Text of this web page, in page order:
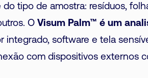
tipo de amostra: resíduos,
O Visum Palm™ é um
integrado, software e tela
com dispositivos externos